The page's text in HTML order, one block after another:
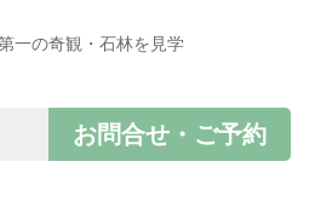
一の奇観・石林を見学
お問合せ・ご予約